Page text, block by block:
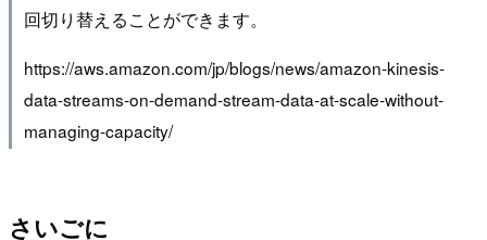
回切り替えることができます。
https://aws.amazon.com/jp/blogs/news/amazon-kinesis-
data-streams-on-demand-stream-data-at-scale-without-
managing-capacity/
さいごに